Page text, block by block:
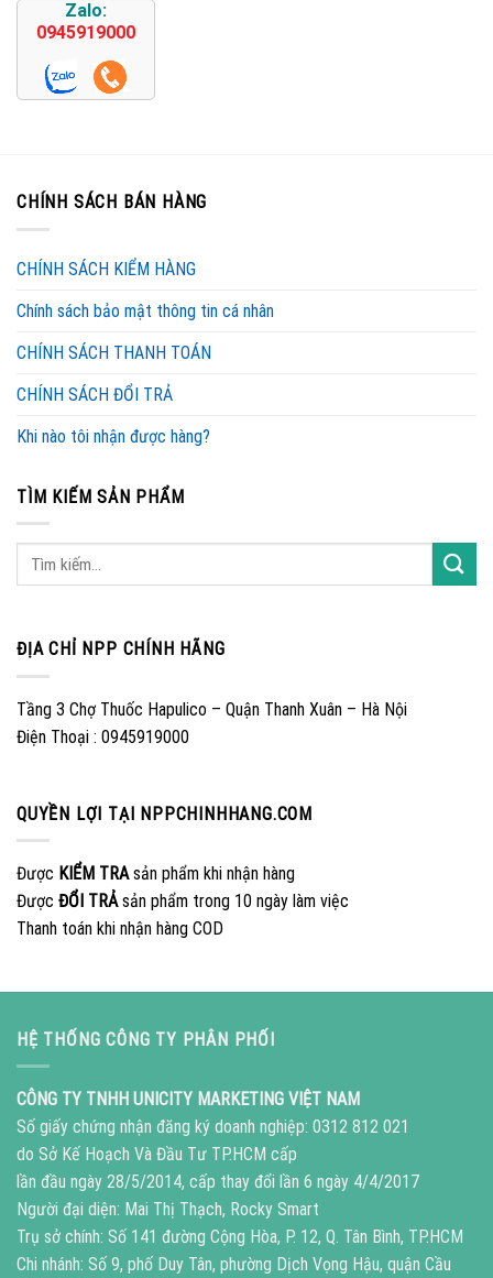
Zalo:
0945919000
CHÍNH SÁCH BÁN HÀNG
CHÍNH SÁCH KIỂM HÀNG
Chính sách bảo mật thông tin cá nhân
CHÍNH SÁCH THANH TOÁN
CHÍNH SÁCH ĐỔI TRẢ
Khi nào tôi nhận được hàng?
TÌM KIẾM SẢN PHẨM
ĐỊA CHỈ NPP CHÍNH HÃNG
Tầng 3 Chợ Thuốc Hapulico – Quận Thanh Xuân – Hà Nội
Điện Thoại : 0945919000
QUYỀN LỢI TẠI NPPCHINHHANG.COM
Được KIỂM TRAsản phẩm khi nhận hàng
Được ĐỔI TRẢsản phẩm trong 10 ngày làm việc
Thanh toán khi nhận hàng COD
HỆ THỐNG CÔNG TY PHÂN PHỐI
CÔNG TY TNHH UNICITY MARKETING VIỆT NAM
Số giấy chứng nhận đăng ký doanh nghiệp: 0312 812 021
do Sở Kế Hoạch Và Đầu Tư TP.HCM cấp
lần đầu ngày 28/5/2014, cấp thay đổi lần 6 ngày 4/4/2017
Người đại diện: Mai Thị Thạch, Rocky Smart
Trụ sở chính: Số 141 đường Cộng Hòa, P. 12, Q. Tân Bình, TP.HCM
Chi nhánh: Số 9, phố Duy Tân, phường Dịch Vọng Hậu, quận Cầu